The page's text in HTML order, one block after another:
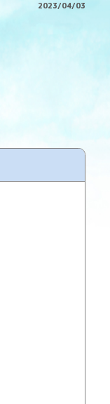
2023/04/03